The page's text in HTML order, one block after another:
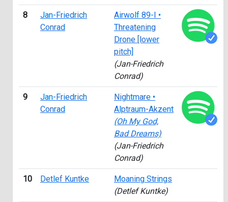
8
Jan-Friedrich
Conrad
Airwolf 89-I •
Threatening
Drone [lower
pitch]
(Jan-Friedrich
Conrad)
9
Jan-Friedrich
Conrad
Nightmare •
Alptraum-Akzent
(Oh My God,
Bad Dreams)
(Jan-Friedrich
Conrad)
10 Detlef Kuntke
Moaning Strings
(Detlef Kuntke)